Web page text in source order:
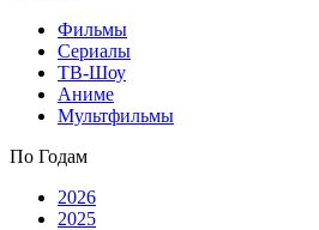
Фильмы
Сериалы
ТВ-Шоу
Аниме
Мультфильмы
По Годам
2026
2025